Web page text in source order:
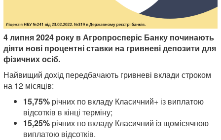
4 липня 2024 року в Агропросперіс Банку починають
діяти нові процентні ставки на гривневі депозити для
фізичних осіб.
Найвищий дохід передбачають гривневі вклади строком
на 12 місяців:
15,75% річних по вкладу Класичний+ із виплатою
відсотків в кінці терміну;
15,25% річних по вкладу Класичний із щомісячною
виплатою відсотків.